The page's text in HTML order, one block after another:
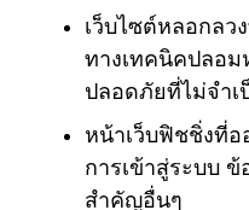
เว็บไซต์หลอกล
ทางเทคนิคปลอม
ปลอดภัยที่ไม่จำเ
หน้าเว็บฟิชชิ่งที่
การเข้าสู่ระบบ
สำคัญอื่นๆ